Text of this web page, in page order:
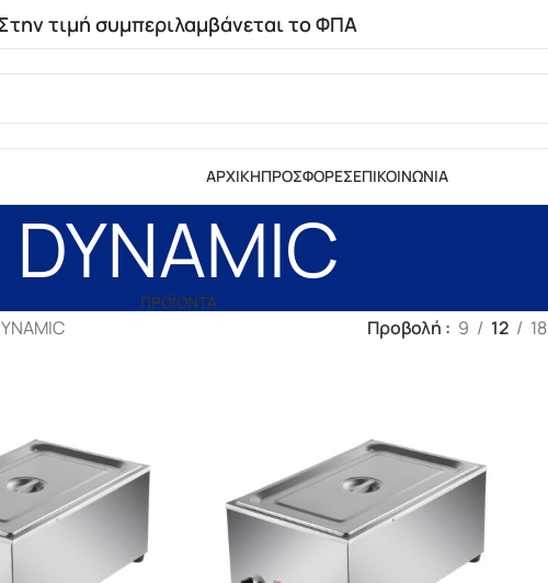
τιμή συμπεριλαμβάνεται το ΦΠΑ
ΑΡΧΙΚΗΠΡΟΣΦΟΡΕΣΕΠΙΚΟΙΝΩΝΙΑ
DYNAMIC
ΠΡΟΪΟΝΤΑ
Προβολή 9 12 18